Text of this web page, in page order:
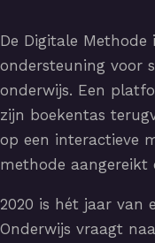
De Digitale
ondersteuning voor
onderwijs. Een
zijn boekentas
op een interactieve
methode aangereikt
2020 is hét jaar van
Onderwijs vraagt